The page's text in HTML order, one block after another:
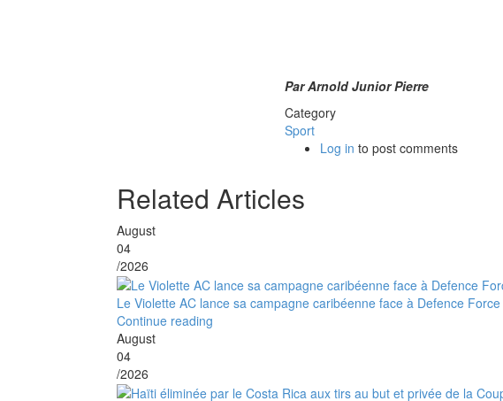
Par Arnold Junior Pierre
Category
Sport
Log in to post comments
Related Articles
August
04
/2026
Le Violette AC lance sa campagne caribéenne face à Defence Force
Continue reading
August
04
/2026